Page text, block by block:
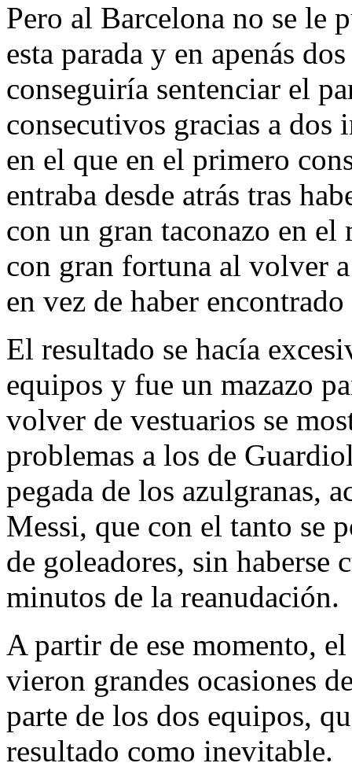
Pero al Barcelona no se le
esta parada y en apenás
conseguiría sentenciar el
consecutivos gracias a dos
en el que en el primero
entraba desde atrás tras
con un gran taconazo en
con gran fortuna al volver
en vez de haber
El resultado se hacía
equipos y fue un mazazo
volver de vestuarios se
problemas a los de
pegada de los azulgranas,
Messi, que con el tanto se
de goleadores, sin
minutos de la reanudación.
A partir de ese momento,
vieron grandes ocasiones
parte de los dos equipos,
resultado como inevitable.